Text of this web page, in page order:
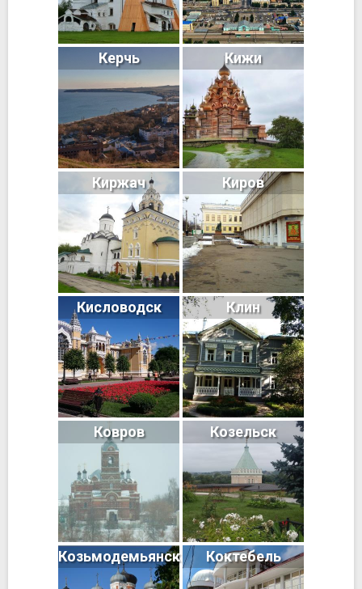
Керчь Кижи
Киржач Киров
Кисловодск Клин
Ковров Козельск
Козьмодемьянск Коктебель